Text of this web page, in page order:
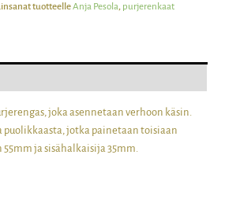
tuotteelleAnja Pesola, purjerenkaat
joka asennetaan verhoon käsin.
puolikkaasta, jotka painetaan toisiaan
ja sisähalkaisija 35mm.